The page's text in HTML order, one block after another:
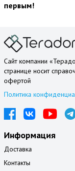
первым!
Сайт компании
странице носит
офертой
Политика
Информация
Доставка
Контакты